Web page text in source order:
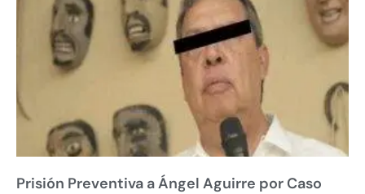
Prisión Preventiva a Ángel Aguirre por Caso